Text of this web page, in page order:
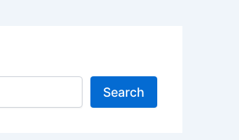
Search